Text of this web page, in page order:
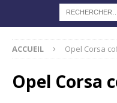
ACCUEIL Opel Corsa
Opel Corsa